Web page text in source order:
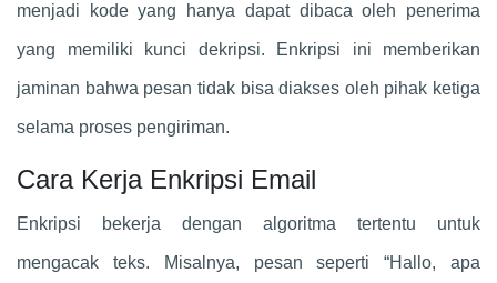
menjadi kode yang hanya dapat dibaca oleh penerima
yang memiliki kunci dekripsi. Enkripsi ini memberikan
jaminan bahwa pesan tidak bisa diakses oleh pihak ketiga
selama proses pengiriman.
Cara Kerja Enkripsi Email
Enkripsi bekerja dengan algoritma tertentu untuk
mengacak teks. Misalnya, pesan seperti “Hallo, apa